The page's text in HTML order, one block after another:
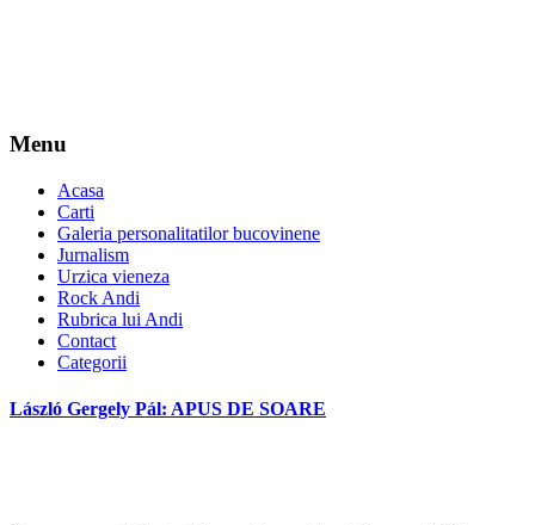
Menu
Acasa
Carti
Galeria personalitatilor bucovinene
Jurnalism
Urzica vieneza
Rock Andi
Rubrica lui Andi
Contact
Categorii
László Gergely Pál: APUS DE SOARE